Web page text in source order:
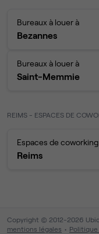
Bureaux à louer à
Bezannes
Bureaux à louer à
Saint-Memmie
REIMS - ESPACES DE
Espaces de
Reims
Copyright © 2012-2026
mentions légales